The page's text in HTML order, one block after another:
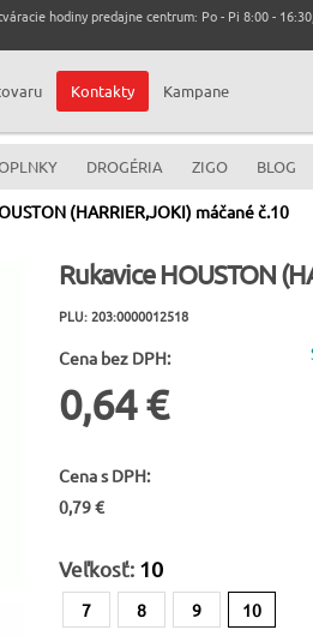
hodiny predajne centrum: Po - Pi 8:00 -
Kontakty Kampane
DROGÉRIA ZIGO BLOG
(HARRIER,JOKI) máčané č.10
Rukavice HOUSTON
PLU: 203:0000012518
Cena bez DPH:
0,64 €
Cena s DPH:
0,79 €
Veľkosť: 10
7 8 9 10